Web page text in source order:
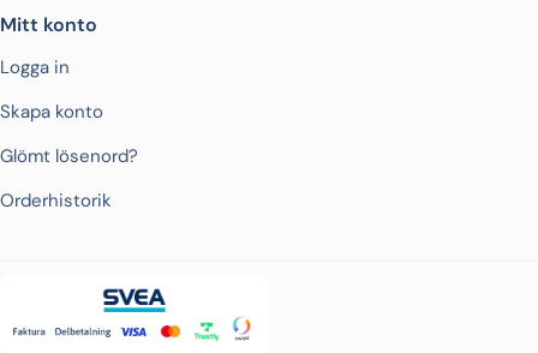
Mitt konto
Logga in
Skapa konto
Glömt lösenord?
Orderhistorik